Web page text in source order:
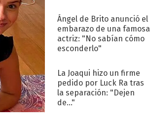
Ángel de Brito anunció el
embarazo de una famosa
actriz: "No sabían cómo
esconderlo"
La Joaqui hizo un firme
pedido por Luck Ra tras
la separación: "Dejen
de..."